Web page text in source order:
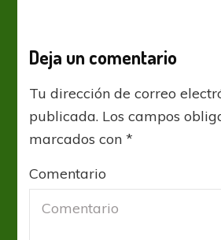
Deja un comentario
Tu dirección de correo
publicada. Los campos
marcados con*
Comentario